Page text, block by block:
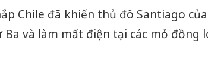
Chile đã khiến thủ đô Santiago
và làm mất điện tại các mỏ đồng